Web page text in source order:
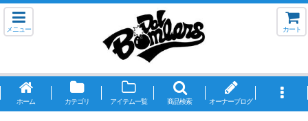
メニュー カート
ホーム カテゴリ アイテム一覧 商品検索 オーナーブログ